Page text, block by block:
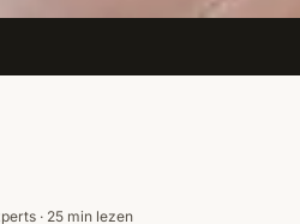
· 25 min lezen